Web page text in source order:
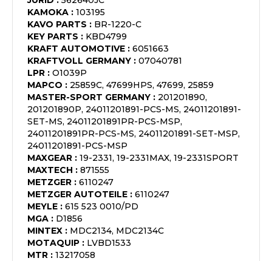
KAMOKA : 103195
KAVO PARTS : BR-1220-C
KEY PARTS : KBD4799
KRAFT AUTOMOTIVE : 6051663
KRAFTVOLL GERMANY : 07040781
LPR : O1039P
MAPCO : 25859C, 47699HPS, 47699, 25859
MASTER-SPORT GERMANY : 201201890,
201201890P, 24011201891-PCS-MS, 24011201891-
SET-MS, 24011201891PR-PCS-MSP,
24011201891PR-PCS-MS, 24011201891-SET-MSP,
24011201891-PCS-MSP
MAXGEAR : 19-2331, 19-2331MAX, 19-2331SPORT
MAXTECH : 871555
METZGER : 6110247
METZGER AUTOTEILE : 6110247
MEYLE : 615 523 0010/PD
MGA : D1856
MINTEX : MDC2134, MDC2134C
MOTAQUIP : LVBD1533
MTR : 13217058